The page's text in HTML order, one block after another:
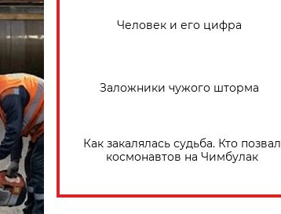
Человек и его цифра
Заложники чужого шторма
Как закалялась судьба. Кто позвал
космонавтов на Чимбулак